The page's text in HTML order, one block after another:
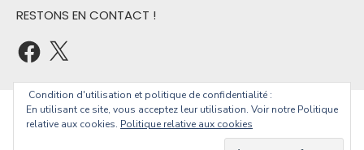
RESTONS EN CONTACT !
© 2026 Christophe Geourjon
Condition d'utilisation et politique de confidentialité :
En utilisant ce site, vous acceptez leur utilisation. Voir notre Politique
relative aux cookies. Politique relative aux cookies